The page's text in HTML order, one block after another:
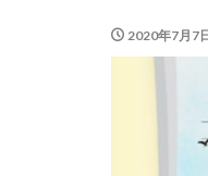
2020年7月7